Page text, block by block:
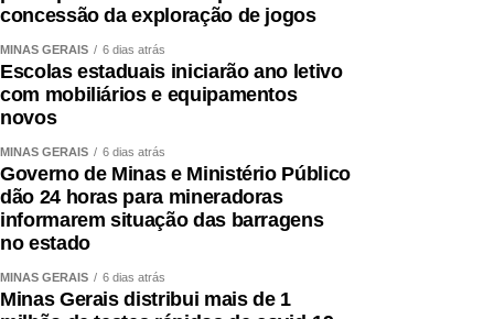
concessão da exploração de jogos
MINAS GERAIS 6 dias atrás
Escolas estaduais iniciarão ano letivo
com mobiliários e equipamentos
novos
MINAS GERAIS 6 dias atrás
Governo de Minas e Ministério Público
dão 24 horas para mineradoras
informarem situação das barragens
no estado
MINAS GERAIS 6 dias atrás
Minas Gerais distribui mais de 1